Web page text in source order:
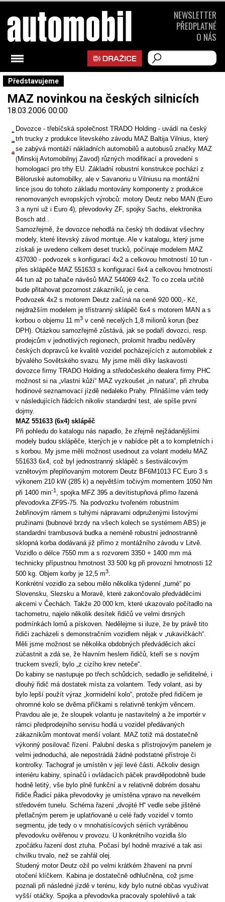
Představujeme
MAZ novinkou na českých silnicích
18.03.2006 00:00
Dovozce - třebíčská společnost TRADO Holding - uvádí na český
trh trucky z produkce litevského závodu MAZ Baltija Vilnius, který
se zabývá montáží nákladních automobilů a autobusů značky MAZ
(Minskij Avtomobilnyj Zavod) různých modifikací a provedení s
homologací pro trhy EU. Základní robustní konstrukce pochází z
Běloruské automobilky, ale v Savanoriu u Vilniusu na montážní
lince jsou do tohoto základu montovány komponenty z produkce
renomovaných evropských výrobců: motory Deutz nebo MAN (Euro
3 a nyní už i Euro 4), převodovky ZF, spojky Sachs, elektronika
Bosch atd..
Samozřejmě, že dovozce nehodlá na český trh dodávat všechny
modely, které litevský závod montuje. Ale v katalogu, který jsme
získali je uvedeno celkem deset trucků, počínaje modelem MAZ
437030 - podvozek s konfigurací 4x2 a celkovou hmotností 10 tun -
přes sklápěče MAZ 551633 s konfigurací 6x4 a celkovou hmotností
44 tun až po tahače návěsů MAZ 544069 4x2. To co zcela určitě
bude přitahovat pozornost zákazníků, je cena.
Podvozek 4x2 s motorem Deutz začíná na ceně 920 000,- Kč,
nejdražším modelem je třístranný sklápěč 6x4 s motorem MAN a s
korbou o objemu 11 m3 v ceně necelých 1,8 milionů korun (bez
DPH). Otázkou samozřejmě zůstává, jak se podaří dovozci, resp.
prodejcům v jednotlivých regionech, prolomit hradbu nedůvěry
českých dopravců ke kvalitě vozidel pocházejících z automobilek z
bývalého Sovětského svazu. My jsme měli díky laskavosti
dovozce firmy TRADO Holding a středočeského dealera firmy PHC
možnost si na „vlastní kůži“ MAZ vyzkoušet „in natura“, při zhruba
hodinové seznamovací jízdě nedaleko Prahy. Přinášíme vám tedy
v následujících řádcích nikoliv standardní test, ale spíše první
dojmy.
MAZ 551633 (6x4) sklápěč
Při pohledu do katalogu nás napadlo, že zřejmě nejžádanějšími
modely budou sklápěče, kterých je v nabídce pět a to kompletních i
s korbou. My jsme měli možnost usednout za volant modelu MAZ
551633 6x4, což byl jednostranný sklápěč s šestiválcovým
vznětovým přeplňovaným motorem Deutz BF6M1013 FC Euro 3 s
výkonem 210 kW (285 k) a největším točivým momentem 1050 Nm
při 1400 min-1
, spojka MFZ 395 a devítistupňová přímo řazená
převodovka ZF9S-75. Na podvozku tvořeném robustním
žebřinovým rámem s tuhými nápravami odpruženými listovými
pružinami (bubnové brzdy na všech kolech se systémem ABS) je
standardní trambusová budka a neméně robustní jednostranně
sklopná korba dodávaná již přímo z montážního závodu v Litvě.
Vozidlo o délce 7550 mm a s rozvorem 3350 + 1400 mm má
technicky přípustnou hmotnost 33 500 kg při provozní hmotnosti 12
500 kg. Objem korby je 12,5 m3.
Konkrétní vozidlo za sebou mělo několika týdenní „turné“ po
Slovensku, Slezsku a Moravě, které zakončovalo předváděcími
akcemi v Čechách. Takže 20 000 km, které ukazovalo počítadlo na
tachometru, najelo několik desítek řidičů ve velmi drsných
podmínkách lomů a pískoven. Nedělejme si iluze, že by právě tito
řidiči zacházeli s demonstračním vozidlem nějak v „rukavičkách“.
Měli jsme možnost se několika obdobných předváděcích akcí
zúčastnit a zdá se, že hlavním heslem řidičů, kteří se s novým
truckem svezli, bylo „z cizího krev neteče“.
Do kabiny se nastupuje po třech schůdcích, sedadlo je seřiditelné, i
dlouhý řidič má dostatek místa za volantem. Tedy volant, asi by
bylo lepší použít výraz „kormidelní kolo“, protože před řidičem je
ohromné kolo se dvěma příčkami s relativně tenkým věncem.
Pravdou ale je, že sloupek volantu je nastavitelný a že importér v
rámci předprodejního servisu hodlá u vozidel předávaných
zákazníkům montovat menší volant. MAZ totiž má dostatečně
výkonný posilovač řízení. Palubní deska s přístrojovým panelem je
velmi jednoduchá, ale nepostrádá žádné podstatné přístroje či
kontrolky. Tachograf je umístěn v její levé části. Ačkoliv design
interiéru kabiny, spínačů i ovládacích páček pravděpodobně bude
hodně letitý, vše bylo plně funkční a v relativně dobrém dosahu
řidiče.Řadicí páka převodovky je umístěna vpravo na nevelkém
středovém tunelu. Schéma řazení „dvojité H“ vedle sebe jištěné
přetlačným perem je uplatňované u celé řady vozidel v tomto
segmentu, jde tedy o v mnohatisícových sériích vyráběnou
převodovku ověřenou v provozu. U konkrétního vozidla šlo
zpočátku řazení dost ztuha. Počasí byl hodně mrazivé a tak asi
chvilku trvalo, než se zahřál olej.
Studený motor Deutz ožil po velmi krátkém žhavení na první
otočení klíčkem. Kabina je dostatečně odhlučněna, což jsme
poznali při následné jízdě v terénu, kdy bylo nutné občas využívat
vyšší otáčky. Spojka a převodovka pracovaly spolehlivě a tak
NEWSLETTER
PŘEDPLATNÉ
O NÁS